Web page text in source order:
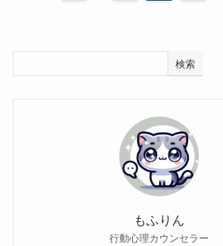
検索
もふりん
行動心理カウンセラー